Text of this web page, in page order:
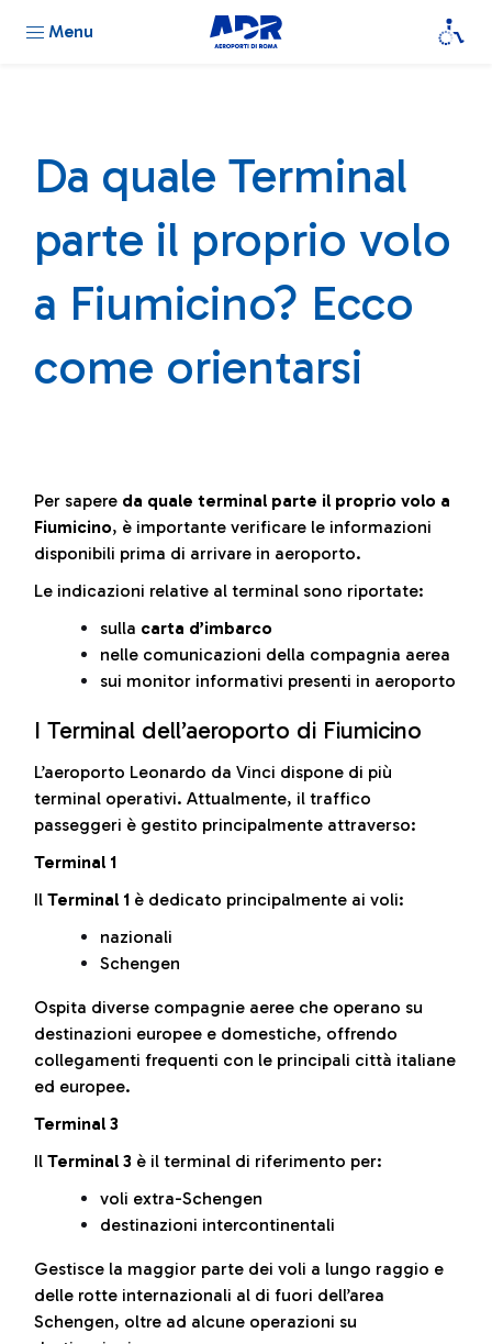
Menu
Da quale Terminal
parte il proprio volo
a Fiumicino? Ecco
come orientarsi
Per sapere da quale terminal parte il proprio volo a
Fiumicino, è importante verificare le informazioni
disponibili prima di arrivare in aeroporto.
Le indicazioni relative al terminal sono riportate:
sulla carta d’imbarco
nelle comunicazioni della compagnia aerea
sui monitor informativi presenti in aeroporto
I Terminal dell’aeroporto di Fiumicino
L’aeroporto Leonardo da Vinci dispone di più
terminal operativi. Attualmente, il traffico
passeggeri è gestito principalmente attraverso:
Terminal 1
Il Terminal 1 è dedicato principalmente ai voli:
nazionali
Schengen
Ospita diverse compagnie aeree che operano su
destinazioni europee e domestiche, offrendo
collegamenti frequenti con le principali città italiane
ed europee.
Terminal 3
Il Terminal 3 è il terminal di riferimento per:
voli extra-Schengen
destinazioni intercontinentali
Gestisce la maggior parte dei voli a lungo raggio e
delle rotte internazionali al di fuori dell’area
Schengen, oltre ad alcune operazioni su